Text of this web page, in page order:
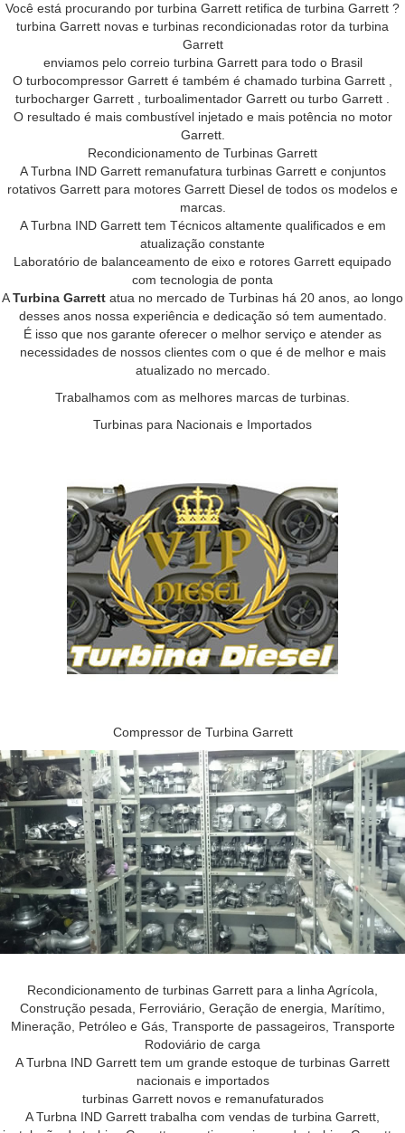
Você está procurando por turbina Garrett retifica de turbina Garrett ?
turbina Garrett novas e turbinas recondicionadas rotor da turbina
Garrett
enviamos pelo correio turbina Garrett para todo o Brasil
O turbocompressor Garrett é também é chamado turbina Garrett ,
turbocharger Garrett , turboalimentador Garrett ou turbo Garrett .
O resultado é mais combustível injetado e mais potência no motor
Garrett.
Recondicionamento de Turbinas Garrett
A Turbna IND Garrett remanufatura turbinas Garrett e conjuntos
rotativos Garrett para motores Garrett Diesel de todos os modelos e
marcas.
A Turbna IND Garrett tem Técnicos altamente qualificados e em
atualização constante
Laboratório de balanceamento de eixo e rotores Garrett equipado
com tecnologia de ponta
ATurbina Garrett atua no mercado de Turbinas há 20 anos, ao longo
desses anos nossa experiência e dedicação só tem aumentado.
É isso que nos garante oferecer o melhor serviço e atender as
necessidades de nossos clientes com o que é de melhor e mais
atualizado no mercado.
Trabalhamos com as melhores marcas de turbinas.
Turbinas para Nacionais e Importados
Compressor de Turbina Garrett
Recondicionamento de turbinas Garrett para a linha Agrícola,
Construção pesada, Ferroviário, Geração de energia, Marítimo,
Mineração, Petróleo e Gás, Transporte de passageiros, Transporte
Rodoviário de carga
A Turbna IND Garrett tem um grande estoque de turbinas Garrett
nacionais e importados
turbinas Garrett novos e remanufaturados
A Turbna IND Garrett trabalha com vendas de turbina Garrett,